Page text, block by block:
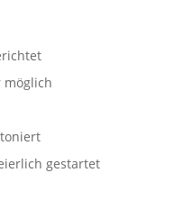
gestartet